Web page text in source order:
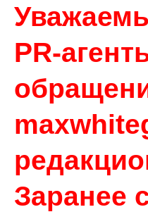
PR-
Заранее